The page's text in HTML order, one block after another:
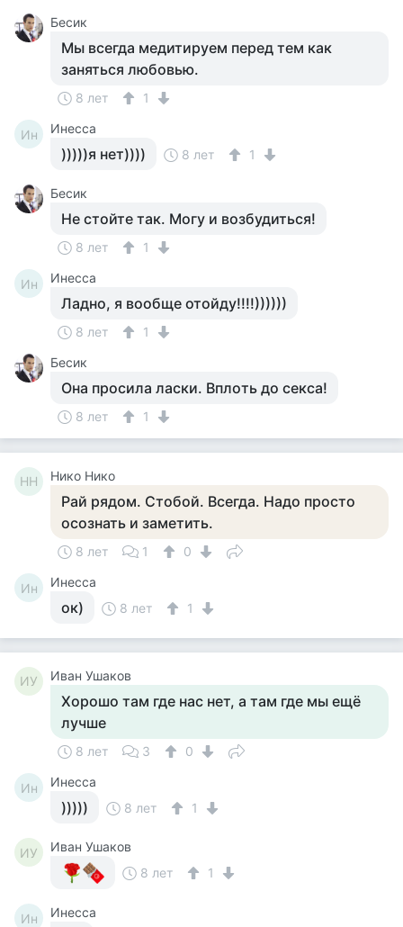
Бесик
Мы всегда медитируем перед тем как
заняться любовью.
8 лет 1
Ин Инесса
)))))я нет)))) 8 лет 1
Бесик
Не стойте так. Могу и возбудиться!
8 лет 1
Ин Инесса
Ладно, я вообще отойду!!!!))))))
8 лет
1
Бесик
Oнa пpocилa лacки. Bплoть дo ceкca!
8 лет 1
НН Нико Нико
Рай рядом. Стобой. Всегда. Надо просто
осознать и заметить.
8 лет 1 0
Ин Инесса
ок) 8 лет 1
ИУ Иван Ушаков
Хорошо там где нас нет, а там где мы ещё
лучше
8 лет 3 0
Ин Инесса
))))) 8 лет 1
ИУ
Иван Ушаков
8 лет
1
Ин
Инесса